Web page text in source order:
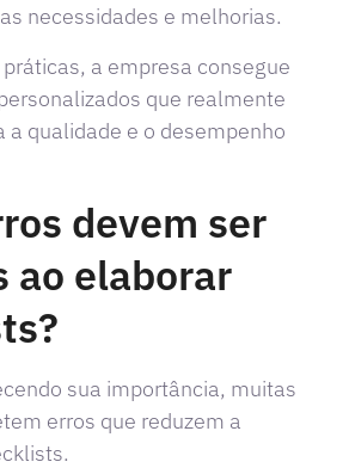
necessidades e melhorias.
a empresa consegue
que realmente
a qualidade e o desempenho
devem ser
ao elaborar
sua importância, muitas
erros que reduzem a